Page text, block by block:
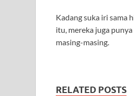
Kadang suka iri sama
itu, mereka juga
masing-masing.
RELATED POSTS